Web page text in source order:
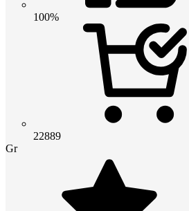
100%
22889
Gr